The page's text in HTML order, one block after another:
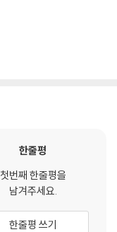
한줄평
첫번째 한줄평을
남겨주세요.
한줄평 쓰기